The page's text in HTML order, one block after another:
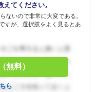
てください。
ないので非常に大変である。
すが、選択肢をよく見るとあ
無料）
ら